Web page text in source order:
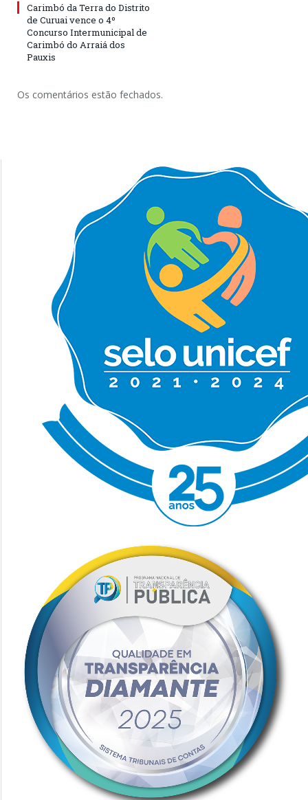
Carimbó da Terra do Distrito
de Curuai vence o 4º
Concurso Intermunicipal de
Carimbó do Arraiá dos
Pauxis
Os comentários estão fechados.